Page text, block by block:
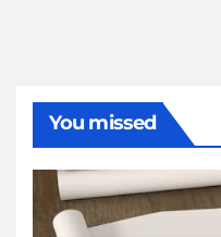
You missed